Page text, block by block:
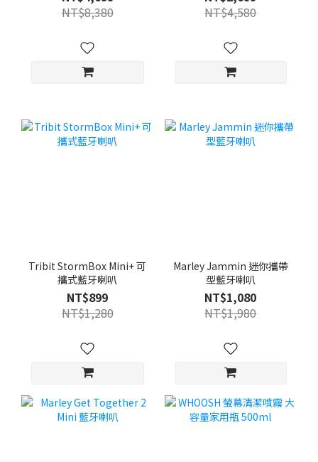
NT$8,380
NT$4,580
Tribit StormBox Mini+ 可
攜式藍牙喇叭
NT$899
NT$1,280
Marley Jammin 迷你攜帶
型藍牙喇叭
NT$1,080
NT$1,980